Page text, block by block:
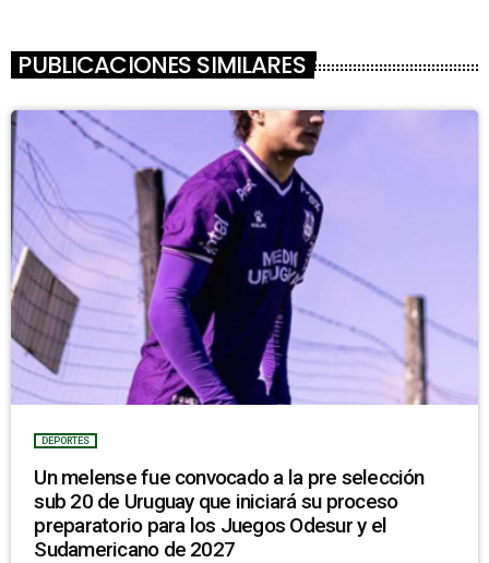
PUBLICACIONES SIMILARES
DEPORTES
Un melense fue convocado a la pre selección
sub 20 de Uruguay que iniciará su proceso
preparatorio para los Juegos Odesur y el
Sudamericano de 2027